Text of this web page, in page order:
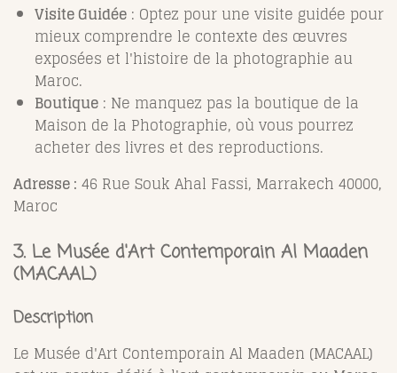
Visite Guidée : Optez pour une visite guidée pour
mieux comprendre le contexte des œuvres
exposées et l'histoire de la photographie au
Maroc.
Boutique : Ne manquez pas la boutique de la
Maison de la Photographie, où vous pourrez
acheter des livres et des reproductions.
Adresse : 46 Rue Souk Ahal Fassi, Marrakech 40000,
Maroc
3. Le Musée d'Art Contemporain Al Maaden
(MACAAL)
Description
Le Musée d'Art Contemporain Al Maaden (MACAAL)